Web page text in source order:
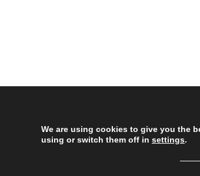
We are using cookies to give you the
using or switch them off in settings.